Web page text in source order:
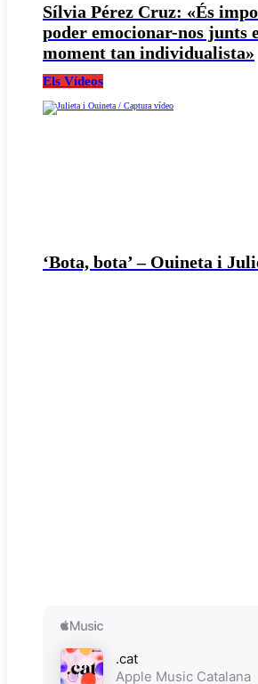
Sílvia Pérez Cruz: «És
poder emocionar-nos junts
moment tan individualista»
Els Vídeos
‘Bota, bota’ – Ouineta i